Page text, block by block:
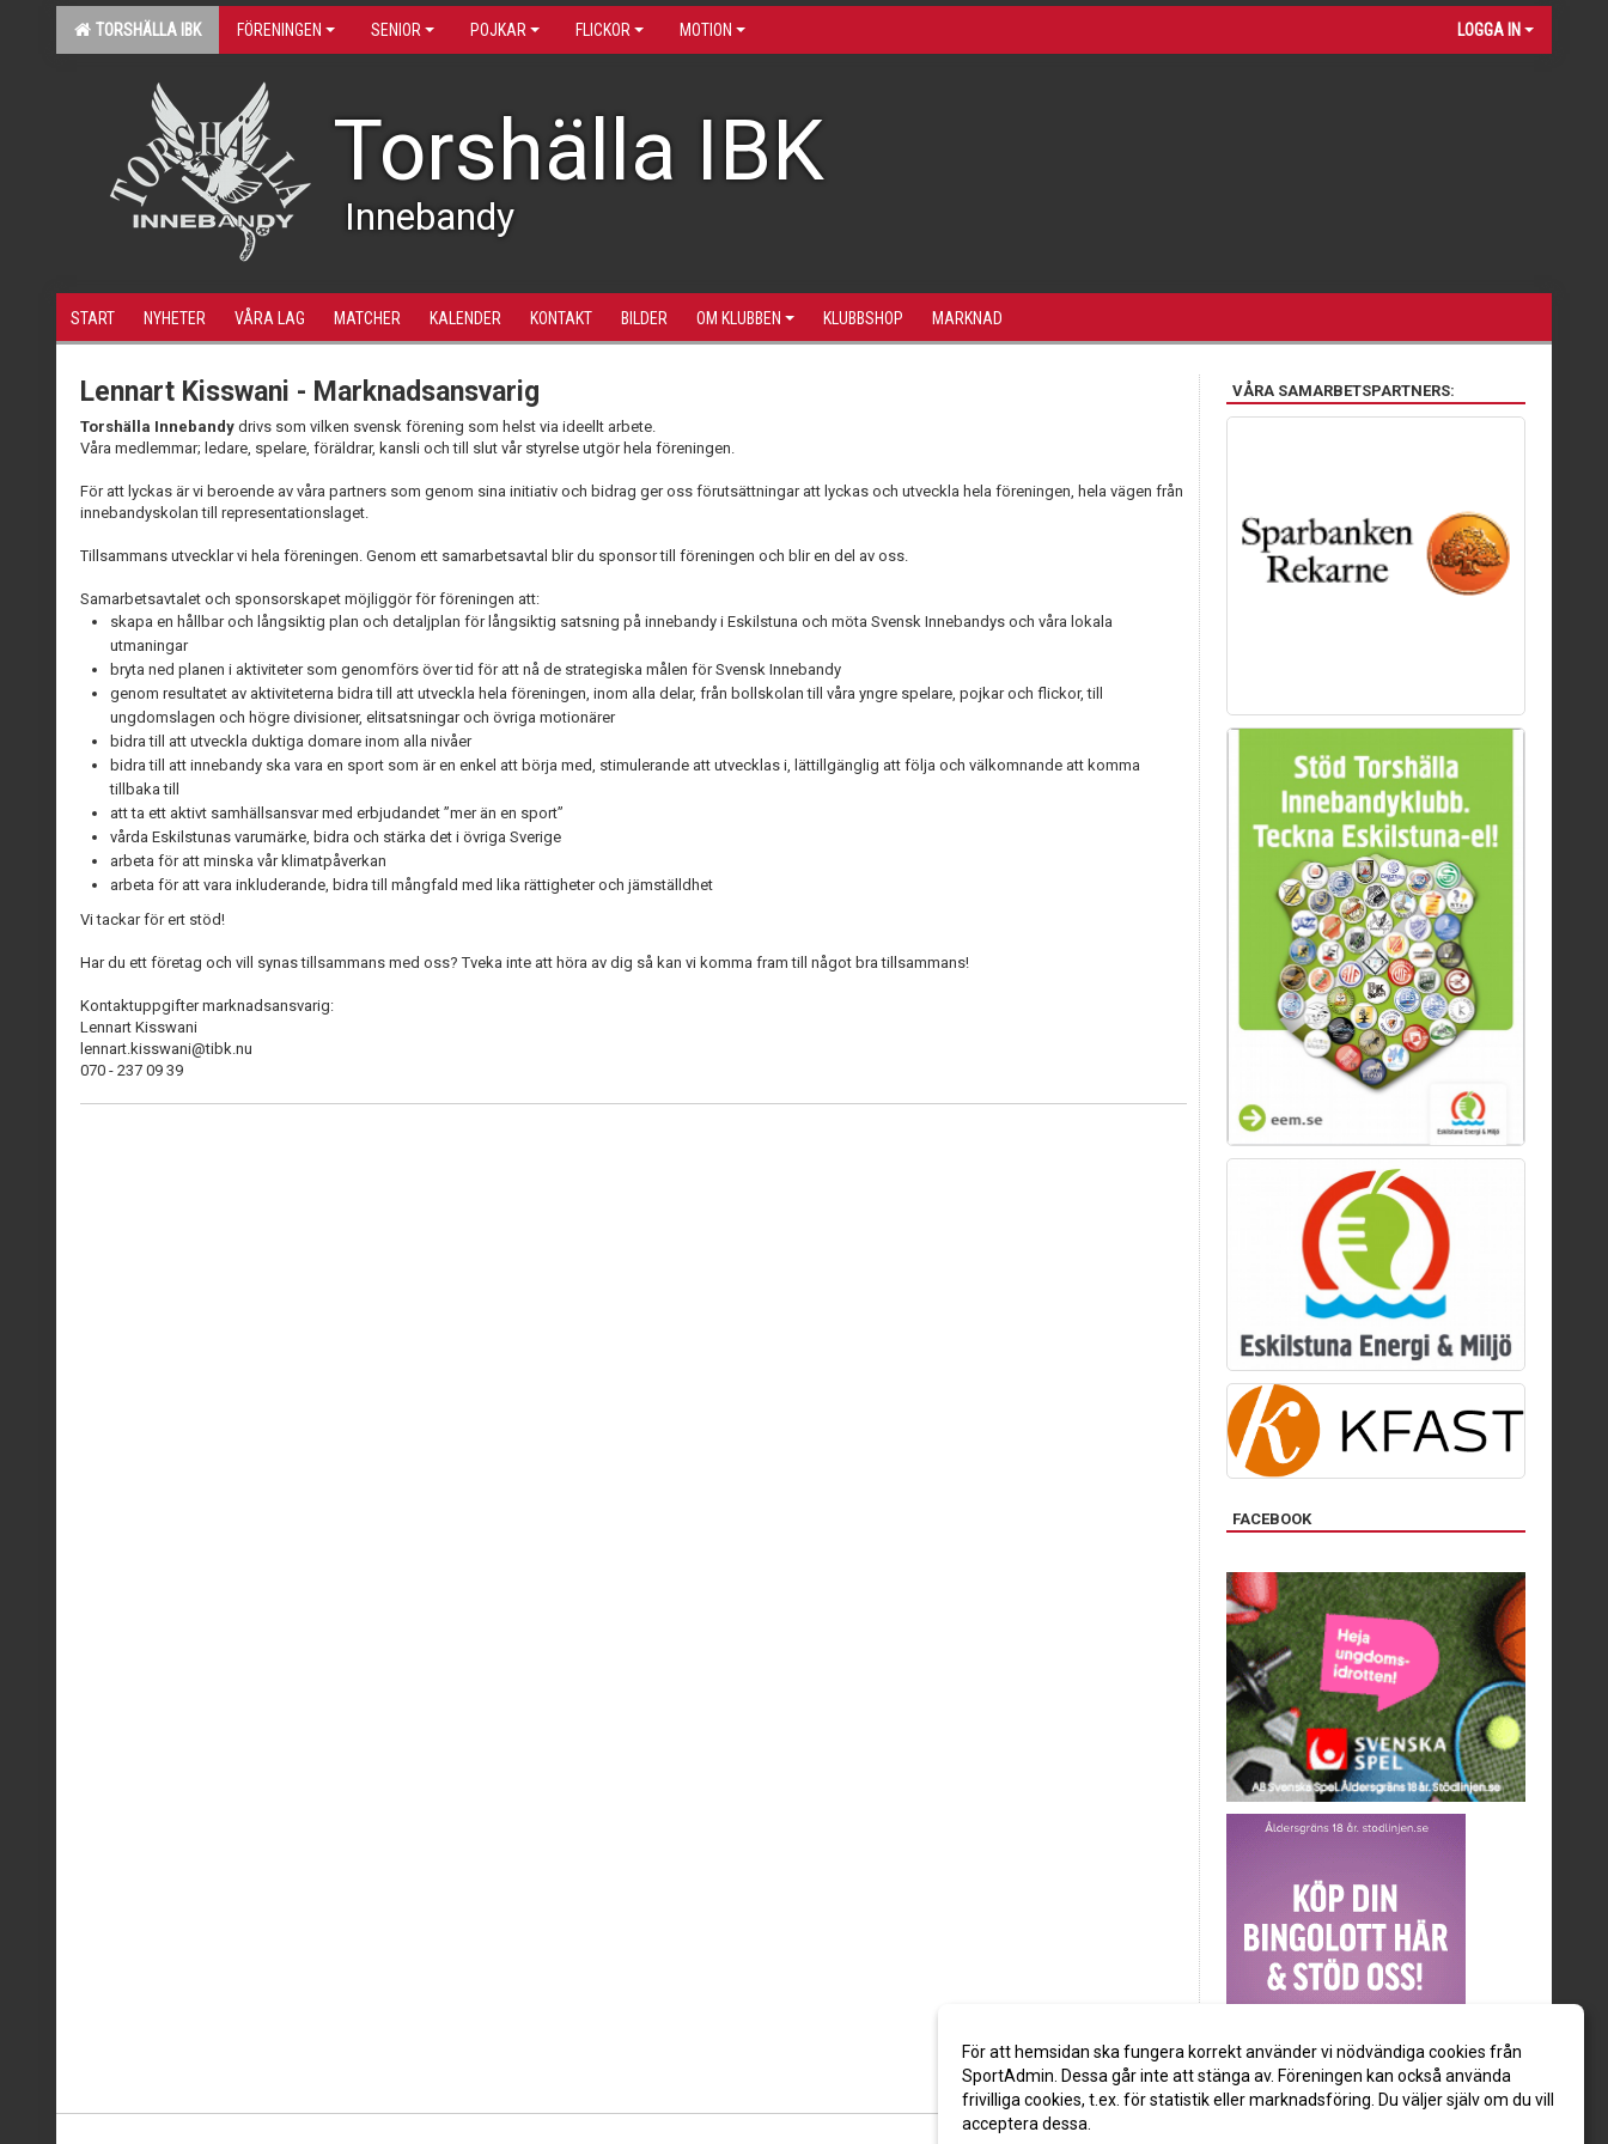
TORSHÄLLA IBK FÖRENINGEN SENIOR POJKAR FLICKOR MOTION LOGGA IN
Torshälla IBK
Innebandy
START NYHETER VÅRA LAG MATCHER KALENDER KONTAKT BILDER OM KLUBBEN KLUBBSHOP MARKNAD
Lennart Kisswani - Marknadsansvarig
Torshälla Innebandy drivs som vilken svensk förening som helst via ideellt arbete.
Våra medlemmar; ledare, spelare, föräldrar, kansli och till slut vår styrelse utgör hela föreningen.
För att lyckas är vi beroende av våra partners som genom sina initiativ och bidrag ger oss förutsättningar att lyckas och utveckla hela föreningen, hela vägen från
innebandyskolan till representationslaget.
Tillsammans utvecklar vi hela föreningen. Genom ett samarbetsavtal blir du sponsor till föreningen och blir en del av oss.
Samarbetsavtalet och sponsorskapet möjliggör för föreningen att:
skapa en hållbar och långsiktig plan och detaljplan för långsiktig satsning på innebandy i Eskilstuna och möta Svensk Innebandys och våra lokala
utmaningar
bryta ned planen i aktiviteter som genomförs över tid för att nå de strategiska målen för Svensk Innebandy
genom resultatet av aktiviteterna bidra till att utveckla hela föreningen, inom alla delar, från bollskolan till våra yngre spelare, pojkar och flickor, till
ungdomslagen och högre divisioner, elitsatsningar och övriga motionärer
bidra till att utveckla duktiga domare inom alla nivåer
bidra till att innebandy ska vara en sport som är en enkel att börja med, stimulerande att utvecklas i, lättillgänglig att följa och välkomnande att komma
tillbaka till
att ta ett aktivt samhällsansvar med erbjudandet ”mer än en sport”
vårda Eskilstunas varumärke, bidra och stärka det i övriga Sverige
arbeta för att minska vår klimatpåverkan
arbeta för att vara inkluderande, bidra till mångfald med lika rättigheter och jämställdhet
Vi tackar för ert stöd!
Har du ett företag och vill synas tillsammans med oss? Tveka inte att höra av dig så kan vi komma fram till något bra tillsammans!
Kontaktuppgifter marknadsansvarig:
Lennart Kisswani
lennart.kisswani@tibk.nu
070 - 237 09 39
VÅRA SAMARBETSPARTNERS:
FACEBOOK
För att hemsidan ska fungera korrekt använder vi nödvändiga cookies från
SportAdmin. Dessa går inte att stänga av. Föreningen kan också använda
frivilliga cookies, t.ex. för statistik eller marknadsföring. Du väljer själv om du vill
acceptera dessa.